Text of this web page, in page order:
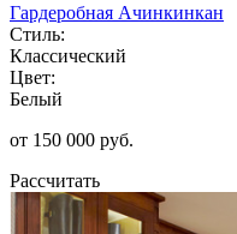
Гардеробная Ачинкинкан
Стиль:
Классический
Цвет:
Белый
от 150 000 руб.
Рассчитать